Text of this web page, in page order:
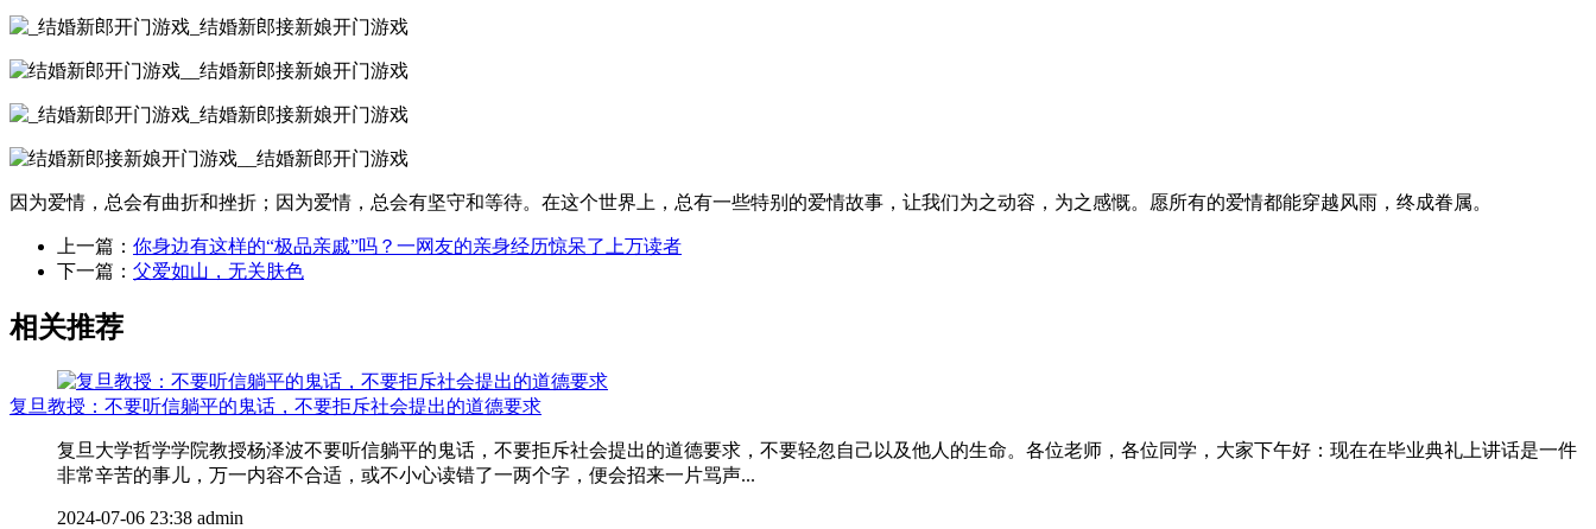
因为爱情，总会有曲折和挫折；因为爱情，总会有坚守和等待。在这个世界上，总有一些特别的爱情故事，让我们为之动容，为之感慨。愿所有的爱情都能穿越风雨，终成眷属。
上一篇： 你身边有这样的“极品亲戚”吗？一网友的亲身经历惊呆了上万读者
下一篇： 父爱如山，无关肤色
相关推荐
复旦教授：不要听信躺平的鬼话，不要拒斥社会提出的道德要求
复旦大学哲学学院教授杨泽波不要听信躺平的鬼话，不要拒斥社会提出的道德要求，不要轻忽自己以及他人的生命。各位老师，各位同学，大家下午好：现在在毕业典礼上讲话是一件
非常辛苦的事儿，万一内容不合适，或不小心读错了一两个字，便会招来一片骂声...
2024-07-06 23:38 admin